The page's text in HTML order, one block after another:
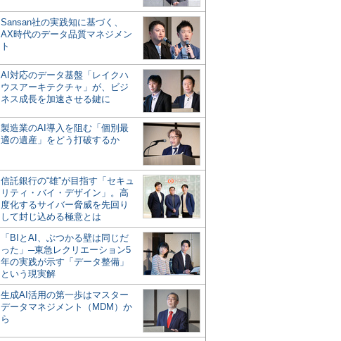
Sansan社の実践知に基づく、
AX時代のデータ品質マネジメン
ト
AI対応のデータ基盤「レイクハ
ウスアーキテクチャ」が、ビジ
ネス成長を加速させる鍵に
製造業のAI導入を阻む「個別最
適の遺産」をどう打破するか
信託銀行の“雄”が目指す「セキュ
リティ・バイ・デザイン」。高
度化するサイバー脅威を先回り
して封じ込める極意とは
「BIとAI、ぶつかる壁は同じだ
った」─東急レクリエーション5
年の実践が示す「データ整備」
という現実解
生成AI活用の第一歩はマスター
データマネジメント（MDM）か
ら